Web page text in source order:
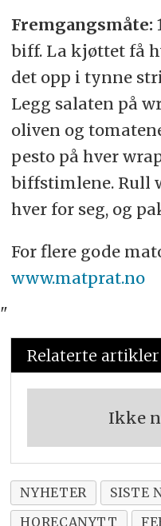
Fremgangsmåte:
biff. La kjøttet få
det opp i tynne
Legg salaten på
oliven og
pesto på hver
biffstimlene. Rull
hver for seg, og
For flere gode
www.matprat.no
"
Relaterte artikler
Ikke
NYHETER SISTE
HORECANYTT